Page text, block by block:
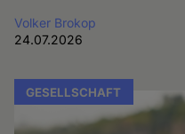
Volker Brokop
24.07.2026
GESELLSCHAFT